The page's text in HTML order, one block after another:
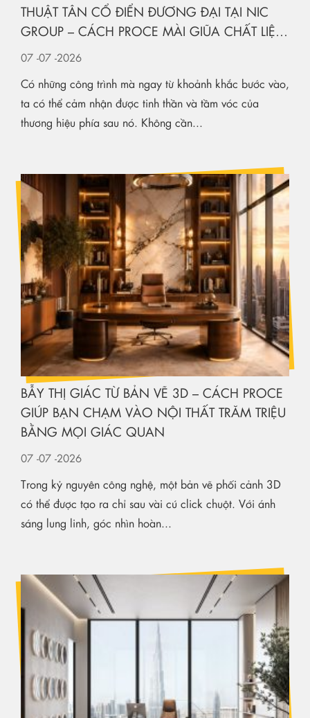
THUẬT TÂN CỔ ĐIỂN ĐƯƠNG ĐẠI TẠI NIC
GROUP – CÁCH PROCE MÀI GIŨA CHẤT LIỆU
KIẾN TẠO KHÔNG GIAN HẠNG SANG
07 -07 -2026
Có những công trình mà ngay từ khoảnh khắc bước vào,
ta có thể cảm nhận được tinh thần và tầm vóc của
thương hiệu phía sau nó. Không cần...
BẪY THỊ GIÁC TỪ BẢN VẼ 3D – CÁCH PROCE
GIÚP BẠN CHẠM VÀO NỘI THẤT TRĂM TRIỆU
BẰNG MỌI GIÁC QUAN
07 -07 -2026
Trong kỷ nguyên công nghệ, một bản vẽ phối cảnh 3D
có thể được tạo ra chỉ sau vài cú click chuột. Với ánh
sáng lung linh, góc nhìn hoàn...